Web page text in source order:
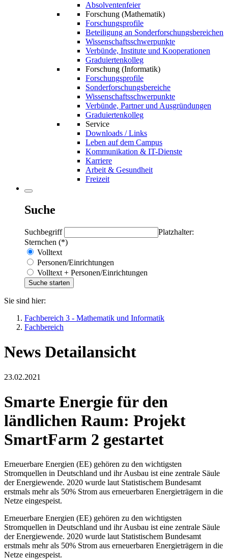
Absolventenfeier
Forschung (Mathematik)
Forschungsprofile
Beteiligung an Sonderforschungsbereichen
Wissenschaftsschwerpunkte
Verbünde, Institute und Kooperationen
Graduiertenkolleg
Forschung (Informatik)
Forschungsprofile
Sonderforschungsbereiche
Wissenschaftsschwerpunkte
Verbünde, Partner und Ausgründungen
Graduiertenkolleg
Service
Downloads / Links
Leben auf dem Campus
Kommunikation & IT-Dienste
Karriere
Arbeit & Gesundheit
Freizeit
Suche
Suchbegriff
Platzhalter:
Sternchen (*)
Volltext
Personen/Einrichtungen
Volltext + Personen/Einrichtungen
Sie sind hier:
Fachbereich 3 - Mathematik und Informatik
Fachbereich
News Detailansicht
23.02.2021
Smarte Energie für den
ländlichen Raum: Projekt
SmartFarm 2 gestartet
Erneuerbare Energien (EE) gehören zu den wichtigsten
Stromquellen in Deutschland und ihr Ausbau ist eine zentrale Säule
der Energiewende. 2020 wurde laut Statistischem Bundesamt
erstmals mehr als 50% Strom aus erneuerbaren Energieträgern in die
Netze eingespeist.
Erneuerbare Energien (EE) gehören zu den wichtigsten
Stromquellen in Deutschland und ihr Ausbau ist eine zentrale Säule
der Energiewende. 2020 wurde laut Statistischem Bundesamt
erstmals mehr als 50% Strom aus erneuerbaren Energieträgern in die
Netze eingespeist.